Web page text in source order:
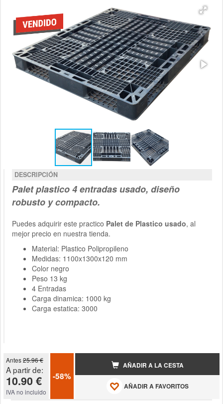
DESCRIPCIÓN
Palet plastico4 entradas usado, diseño
robusto y compacto.
Puedes adquirir este practico Palet de Plastico usado, al
mejor precio en nuestra tienda.
Material: Plastico Polipropileno
Medidas: 1100x1300x120 mm
Color negro
Peso 13 kg
4 Entradas
Carga dinamica: 1000 kg
Carga estatica: 3000
Antes25.96 €
A partir de:
10.90 €
IVA no incluido
-58%
AÑADIR A LA CESTA
AÑADIR A FAVORITOS